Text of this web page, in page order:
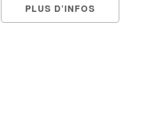
PLUS D’INFOS